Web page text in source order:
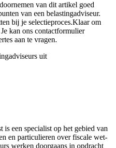
van dit artikel goed
van een belastingadviseur.
bij je selectieproces.Klaar om
kan ons contactformulier
aan te vragen.
uit
een specialist op het gebied van
en particulieren over fiscale wet-
werken doorgaans in opdracht